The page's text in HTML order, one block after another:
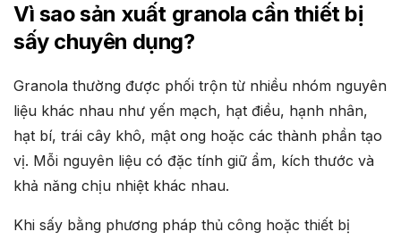
Vì sao sản xuất granola cần thiết bị
sấy chuyên dụng?
Granola thường được phối trộn từ nhiều nhóm nguyên
liệu khác nhau như yến mạch, hạt điều, hạnh nhân,
hạt bí, trái cây khô, mật ong hoặc các thành phần tạo
vị. Mỗi nguyên liệu có đặc tính giữ ẩm, kích thước và
khả năng chịu nhiệt khác nhau.
Khi sấy bằng phương pháp thủ công hoặc thiết bị